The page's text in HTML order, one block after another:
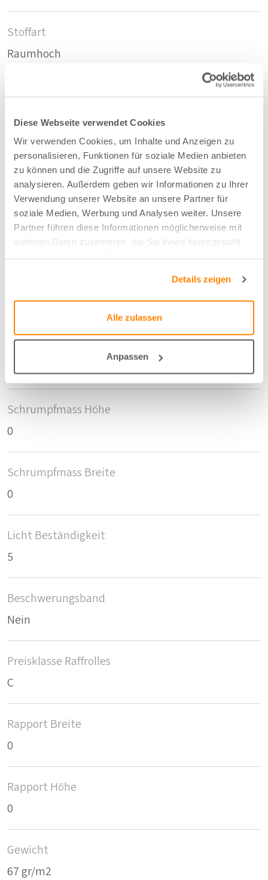
Diese Webseite verwendet Cookies
Wir verwenden Cookies, um Inhalte und Anzeigen zu
personalisieren, Funktionen für soziale Medien anbieten
zu können und die Zugriffe auf unsere Website zu
analysieren. Außerdem geben wir Informationen zu Ihrer
Verwendung unserer Website an unsere Partner für
soziale Medien, Werbung und Analysen weiter. Unsere
Partner führen diese Informationen möglicherweise mit
weiteren Daten zusammen, die Sie ihnen bereitgestellt
Details zeigen
Alle zulassen
Anpassen
Stoffart
Raumhoch
Recycelte PET-Flaschen
Zusammensetzung
54%PET F.R./46% PES
Farbe
Sand - 16
320 cm
Anzahl der Fläschen pro m2
13
Schrumpfmass Höhe
0
Schrumpfmass Breite
0
Licht Beständigkeit
5
Beschwerungsband
Nein
Preisklasse Raffrolles
C
Rapport Breite
0
Rapport Höhe
0
Gewicht
67 gr/m2